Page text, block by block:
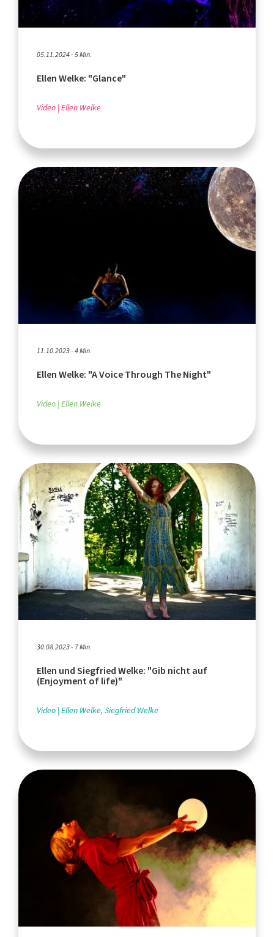
05.11.2024 - 5 Min.
Ellen Welke: "Glance"
Video Ellen Welke
11.10.2023 - 4 Min.
Ellen Welke: "A Voice Through The Night"
Video Ellen Welke
30.08.2023 - 7 Min.
Ellen und Siegfried Welke: "Gib nicht auf
(Enjoyment of life)"
Video Ellen Welke, Siegfried Welke